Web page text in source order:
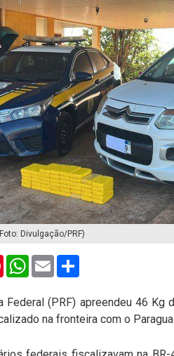
Divulgação/PRF)
PinterestWhatsApp
Email
Federal (PRF) apreendeu 46
na fronteira com o